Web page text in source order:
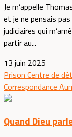
Je m’appelle
et je ne pensais
judiciaires qui
partir au...
13 juin 2025
Prison Centre de
Correspondance
Quand Dieu